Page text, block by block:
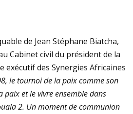
de Jean Stéphane Biatcha,
Cabinet civil du président de la
exécutif des Synergies Africaines
le tournoi de la paix comme son
paix et le vivre ensemble dans
2. Un moment de communion